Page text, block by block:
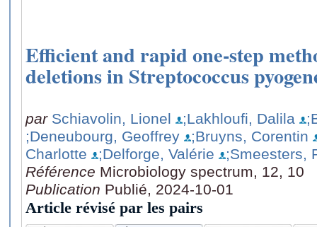
Efficient and rapid one-step
deletions in Streptococcus
par Schiavolin, Lionel ;Lakhloufi, Dalila
;Deneubourg, Geoffrey
;Bruyns, Corentin
Charlotte
;Delforge, Valérie
;Smeesters,
Référence Microbiology spectrum, 12, 10
Publication Publié, 2024-10-01
Article révisé par les pairs